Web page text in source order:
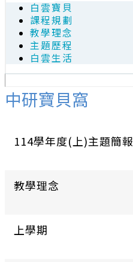
白雲寶貝
課程規劃
教學理念
主題歷程
白雲生活
中研寶貝窩
114學年度(上)主題簡報
教學理念
上學期